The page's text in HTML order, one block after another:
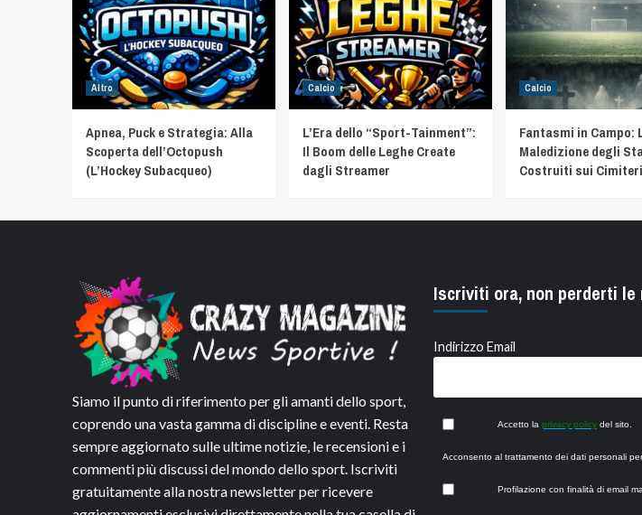
Altro
Apnea, Puck e Strategia: Alla
Scoperta dell’Octopush
(L’Hockey Subacqueo)
Calcio
L’Era dello “Sport-Tainment”:
Il Boom delle Leghe Create
dagli Streamer
Calcio
Fantasmi in Campo:
Maledizione degli
Costruiti sui Cimiteri
Siamo il punto di riferimento per gli amanti dello sport,
coprendo una vasta gamma di discipline e eventi. Resta
sempre aggiornato sulle ultime notizie, le recensioni e i
commenti più discussi del mondo dello sport. Iscriviti
gratuitamente alla nostra newsletter per ricevere
Iscriviti ora, non perderti le
Indirizzo Email
Accetto la privacy policydel sito.
Acconsento al trattamento dei dati personali
Profilazione con finalità di email